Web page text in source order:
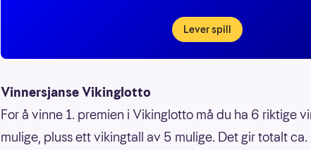
Lever spill
Vinnersjanse Vikinglotto
For å vinne 1. premien i Vikinglotto må du ha 6 riktige
mulige, pluss ett vikingtall av 5 mulige. Det gir totalt